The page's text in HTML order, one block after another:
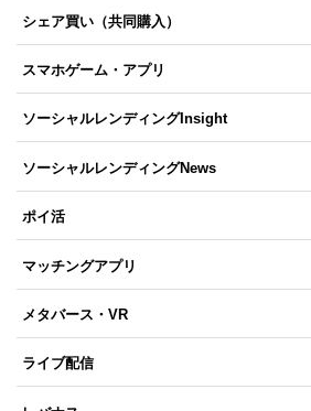
シェア買い（共同購入）
スマホゲーム・アプリ
ソーシャルレンディングInsight
ソーシャルレンディングNews
ポイ活
マッチングアプリ
メタバース・VR
ライブ配信